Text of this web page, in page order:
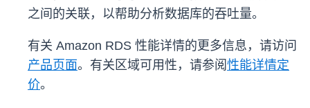
之间的关联，以帮助分析数据库的吞吐量。
有关 Amazon RDS 性能详情的更多信息，请访问
产品页面。有关区域可用性，请参阅 性能详情定
价。